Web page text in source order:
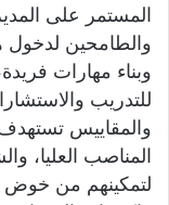
المستمر على
والطامحين لدخول
وبناء مهارات
للتدريب
والمقاييس
المناصب العليا،
لتمكينهم من خوض